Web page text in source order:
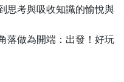
思考與吸收知識的愉悅與
落做為開端：出發！好玩